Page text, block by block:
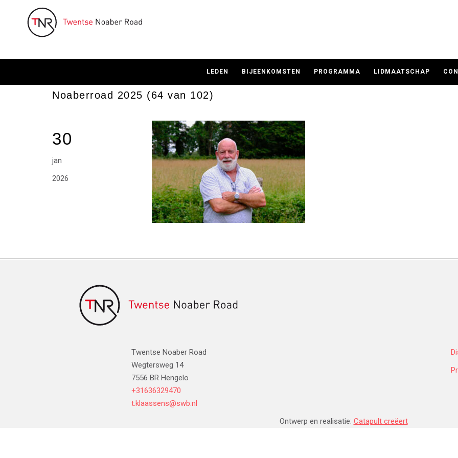
LEDEN BIJEENKOMSTEN PROGRAMMA LIDMAATSCHAP
Noaberroad 2025 (64 van 102)
30
jan
2026
Twentse Noaber Road
Wegtersweg 14
7556 BR Hengelo
+31636329470
t.klaassens@swb.nl
Ontwerp en realisatie: Catapult creëert